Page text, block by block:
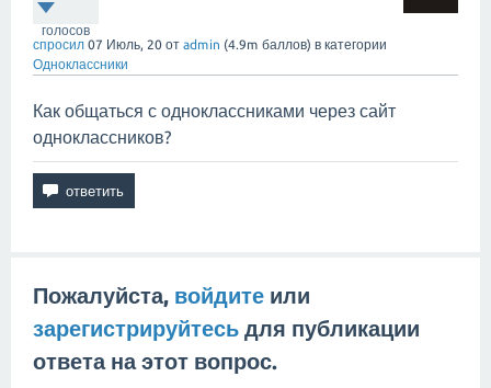
голосов
спросил 07 Июль, 20 от admin (4.9m баллов) в категории
Одноклассники
Как общаться с одноклассниками через сайт
одноклассников?
Пожалуйста, войдите или
зарегистрируйтесь для публикации
ответа на этот вопрос.